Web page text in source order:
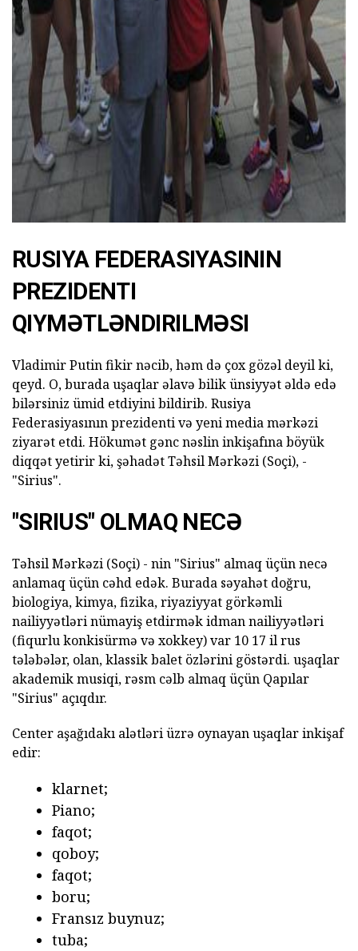
RUSIYA FEDERASIYASININ
PREZIDENTI
QIYMƏTLƏNDIRILMƏSI
Vladimir Putin fikir nəcib, həm də çox gözəl deyil ki,
qeyd. O, burada uşaqlar əlavə bilik ünsiyyət əldə edə
bilərsiniz ümid etdiyini bildirib. Rusiya
Federasiyasının prezidenti və yeni media mərkəzi
ziyarət etdi. Hökumət gənc nəslin inkişafına böyük
diqqət yetirir ki, şəhadət Təhsil Mərkəzi (Soçi), -
"Sirius".
"SIRIUS" OLMAQ NECƏ
Təhsil Mərkəzi (Soçi) - nin "Sirius" almaq üçün necə
anlamaq üçün cəhd edək. Burada səyahət doğru,
biologiya, kimya, fizika, riyaziyyat görkəmli
nailiyyətləri nümayiş etdirmək idman nailiyyətləri
(fiqurlu konkisürmə və xokkey) var 10 17 il rus
tələbələr, olan, klassik balet özlərini göstərdi. uşaqlar
akademik musiqi, rəsm cəlb almaq üçün Qapılar
"Sirius" açıqdır.
Center aşağıdakı alətləri üzrə oynayan uşaqlar inkişaf
edir:
klarnet;
Piano;
faqot;
qoboy;
faqot;
boru;
Fransız buynuz;
tuba;